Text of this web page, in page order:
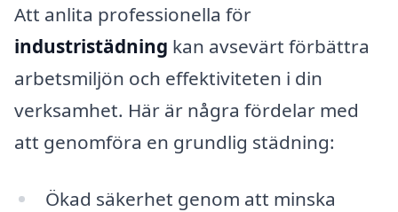
Att anlita professionella för
industristädning kan avsevärt förbättra
arbetsmiljön och effektiviteten i din
verksamhet. Här är några fördelar med
att genomföra en grundlig städning:
Ökad säkerhet genom att minska